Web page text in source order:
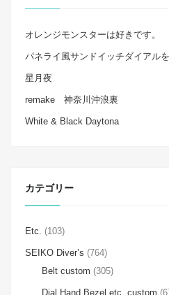
オレンジモンスターは好きです。
パネライ風サンドイッチダイアル
星月夜
remake 神奈川沖浪裏
White & Black Daytona
カテゴリー
Etc. (103)
SEIKO Diver’s (764)
Belt custom (305)
Dial Hand Bezel etc. custom